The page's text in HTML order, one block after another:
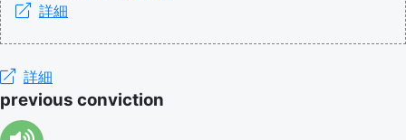
詳細
詳細
previous conviction